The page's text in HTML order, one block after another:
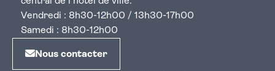
Vendredi : 8h30-12h00 / 13h30-17h00
Samedi : 8h30-12h00
Nous contacter